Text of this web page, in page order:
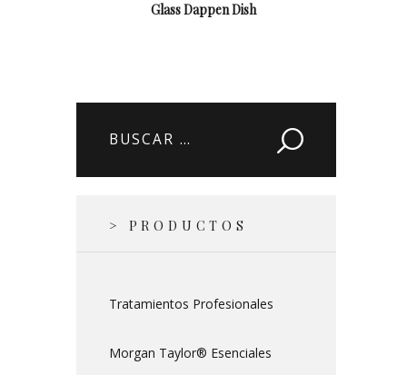
Glass Dappen Dish
Buscar:
> PRODUCTOS
Tratamientos Profesionales
Morgan Taylor® Esenciales